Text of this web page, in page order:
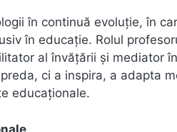
în continuă evoluție, în
în educație. Rolul
al învățării și mediator
ci a inspira, a adapta
educaționale.